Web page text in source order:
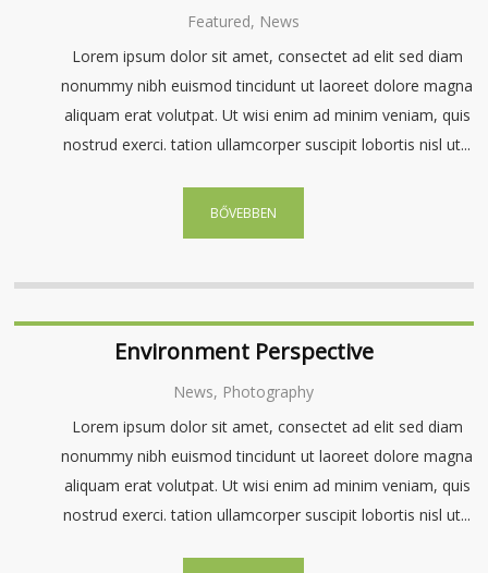
Featured, News
Lorem ipsum dolor sit amet, consectet ad elit sed diam
nonummy nibh euismod tincidunt ut laoreet dolore magna
aliquam erat volutpat. Ut wisi enim ad minim veniam, quis
nostrud exerci. tation ullamcorper suscipit lobortis nisl ut...
BŐVEBBEN
Environment Perspective
News, Photography
Lorem ipsum dolor sit amet, consectet ad elit sed diam
nonummy nibh euismod tincidunt ut laoreet dolore magna
aliquam erat volutpat. Ut wisi enim ad minim veniam, quis
nostrud exerci. tation ullamcorper suscipit lobortis nisl ut...